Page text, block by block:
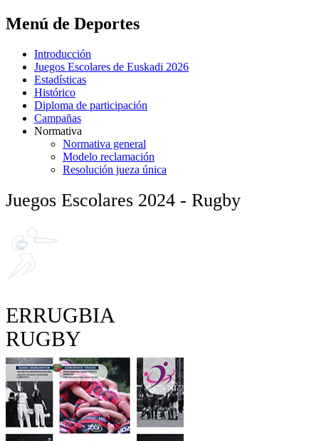
Menú de Deportes
Introducción
Juegos Escolares de Euskadi 2026
Estadísticas
Histórico
Diploma de participación
Campañas
Normativa
Normativa general
Modelo reclamación
Resolución jueza única
Juegos Escolares 2024 - Rugby
ERRUGBIA
RUGBY